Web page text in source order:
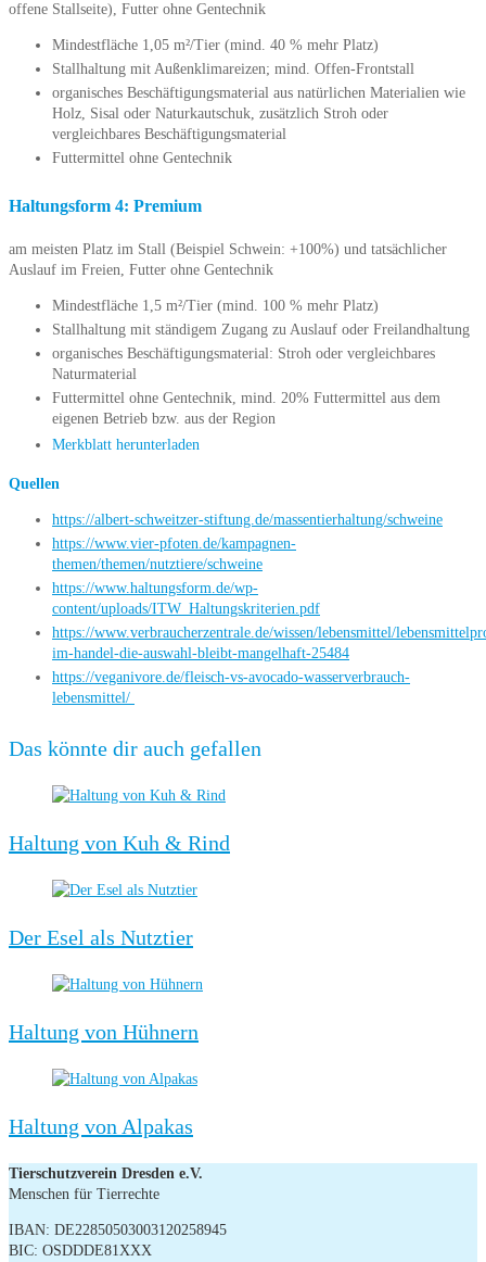
offene Stallseite), Futter ohne Gentechnik
Mindestfläche 1,05 m²/Tier (mind. 40 % mehr Platz)
Stallhaltung mit Außenklimareizen; mind. Offen-Frontstall
organisches Beschäftigungsmaterial aus natürlichen Materialien wie
Holz, Sisal oder Naturkautschuk, zusätzlich Stroh oder
vergleichbares Beschäftigungsmaterial
Futtermittel ohne Gentechnik
Haltungsform 4: Premium
am meisten Platz im Stall (Beispiel Schwein: +100%) und tatsächlicher
Auslauf im Freien, Futter ohne Gentechnik
Mindestfläche 1,5 m²/Tier (mind. 100 % mehr Platz)
Stallhaltung mit ständigem Zugang zu Auslauf oder Freilandhaltung
organisches Beschäftigungsmaterial: Stroh oder vergleichbares
Naturmaterial
Futtermittel ohne Gentechnik, mind. 20% Futtermittel aus dem
eigenen Betrieb bzw. aus der Region
Merkblatt herunterladen
Quellen
https://albert-schweitzer-stiftung.de/massentierhaltung/schweine
https://www.vier-pfoten.de/kampagnen-
themen/themen/nutztiere/schweine
https://www.haltungsform.de/wp-
content/uploads/ITW_Haltungskriterien.pdf
https://www.verbraucherzentrale.de/wissen/lebensmittel/
im-handel-die-auswahl-bleibt-mangelhaft-25484
https://veganivore.de/fleisch-vs-avocado-wasserverbrauch-
lebensmittel/
Das könnte dir auch gefallen
Haltung von Kuh & Rind
Der Esel als Nutztier
Haltung von Hühnern
Haltung von Alpakas
Tierschutzverein Dresden e.V.
Menschen für Tierrechte
IBAN: DE22850503003120258945
BIC: OSDDDE81XXX